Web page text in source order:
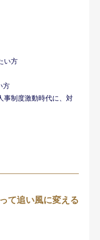
い方
方
事制度激動時代に、対
て追い風に変える